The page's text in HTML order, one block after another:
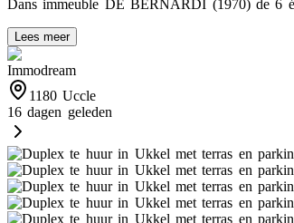
Dans immeuble DE BERNARDI (1970) de 6
Lees meer
Immodream
1180 Uccle
16 dagen geleden